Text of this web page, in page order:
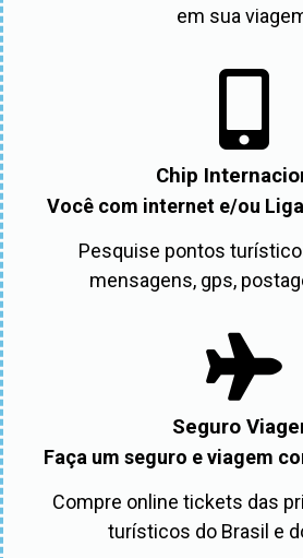
em sua
Chip
Você com internet e/ou
Pesquise pontos
mensagens, gps,
Seguro
Faça um seguro e viagem
Compre online tickets das
turísticos do Brasil e